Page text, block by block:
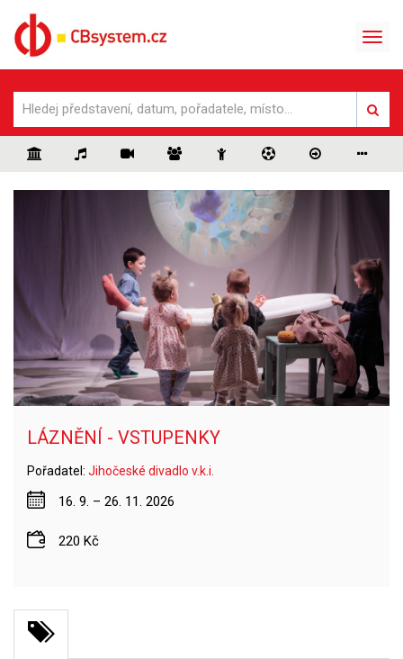
LÁZNĚNÍ - VSTUPENKY
Pořadatel: Jihočeské divadlo v.k.i.
16. 9. – 26. 11. 2026
220 Kč